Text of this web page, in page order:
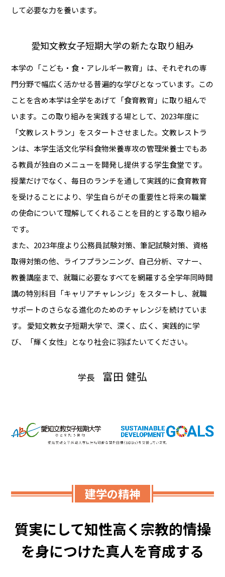
して必要な力を養います。
愛知文教女子短期大学の新たな取り組み
本学の「こども・食・アレルギー教育」は、それぞれの専
門分野で幅広く活かせる普遍的な学びとなっています。この
ことを含め本学は全学をあげて「食育教育」に取り組んで
います。この取り組みを実践する場として、2023年度に
「文教レストラン」をスタートさせました。文教レストラ
ンは、本学生活文化学科食物栄養専攻の管理栄養士でもあ
る教員が独自のメニューを開発し提供する学生食堂です。
授業だけでなく、毎日のランチを通して実践的に食育教育
を受けることにより、学生自らがその重要性と将来の職業
の使命について理解してくれることを目的とする取り組み
です。
また、2023年度より公務員試験対策、筆記試験対策、資格
取得対策の他、ライフプランニング、自己分析、マナー、
教養講座まで、就職に必要なすべてを網羅する全学年同時開
講の特別科目「キャリアチャレンジ」をスタートし、就職
サポートのさらなる進化のためのチャレンジを続けていま
す。 愛知文教女子短期大学で、深く、広く、実践的に学
び、「輝く女性」となり社会に羽ばたいてください。
学長 富田 健弘
建学の精神
質実にして知性高く宗教的情操
を身につけた真人を育成する